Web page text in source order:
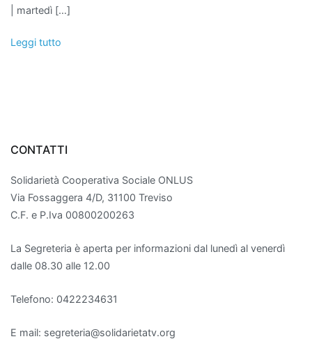
| martedì […]
Leggi tutto
CONTATTI
Solidarietà Cooperativa Sociale ONLUS
Via Fossaggera 4/D, 31100 Treviso
C.F. e P.Iva 00800200263
La Segreteria è aperta per informazioni dal lunedì al venerdì
dalle 08.30 alle 12.00
Telefono: 0422234631
E mail: segreteria@solidarietatv.org